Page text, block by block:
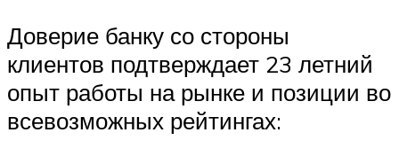
Доверие банку со стороны
клиентов подтверждает 23 летний
опыт работы на рынке и позиции во
всевозможных рейтингах: